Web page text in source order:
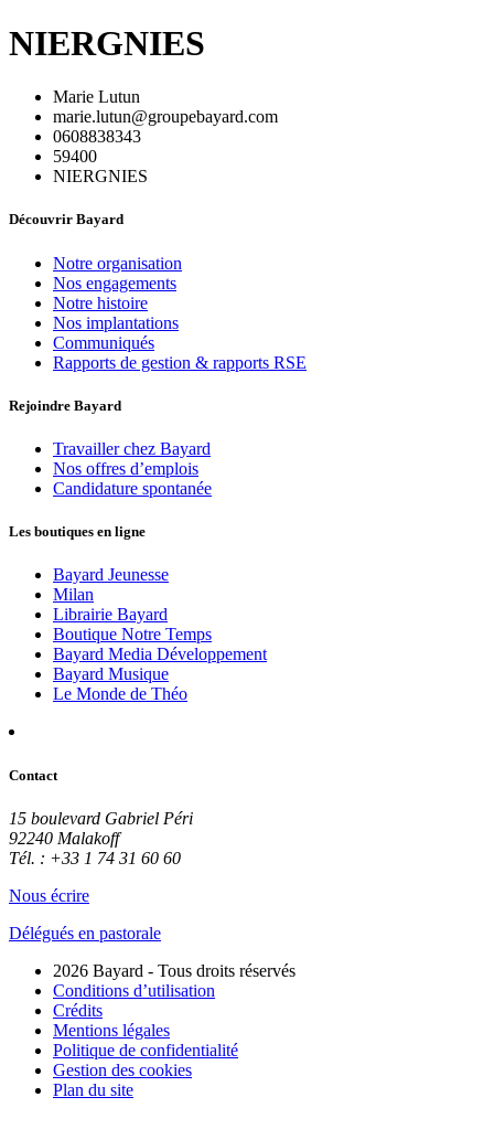
NIERGNIES
Marie Lutun
marie.lutun@groupebayard.com
0608838343
59400
NIERGNIES
Découvrir Bayard
Notre organisation
Nos engagements
Notre histoire
Nos implantations
Communiqués
Rapports de gestion & rapports RSE
Rejoindre Bayard
Travailler chez Bayard
Nos offres d’emplois
Candidature spontanée
Les boutiques en ligne
Bayard Jeunesse
Milan
Librairie Bayard
Boutique Notre Temps
Bayard Media Développement
Bayard Musique
Le Monde de Théo
Contact
15 boulevard Gabriel Péri
92240 Malakoff
Tél. : +33 1 74 31 60 60
Nous écrire
Délégués en pastorale
2026 Bayard - Tous droits réservés
Conditions d’utilisation
Crédits
Mentions légales
Politique de confidentialité
Gestion des cookies
Plan du site